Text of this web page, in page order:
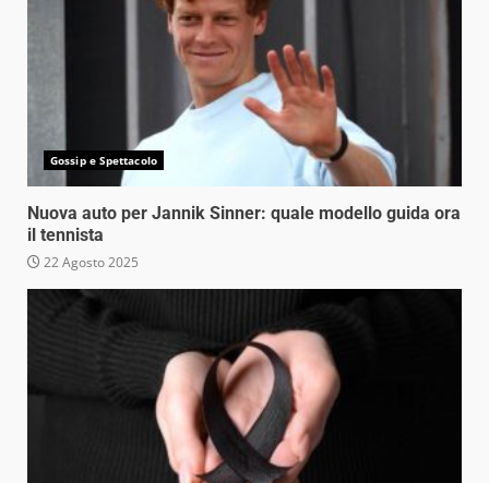
Gossip e Spettacolo
Nuova auto per Jannik Sinner: quale modello guida ora
il tennista
22 Agosto 2025